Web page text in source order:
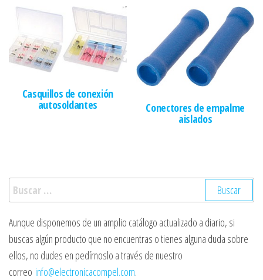
Casquillos de conexión
autosoldantes Conectores de empalme
aislados
Buscar:
Aunque disponemos de un amplio catálogo actualizado a diario, si
buscas algún producto que no encuentras o tienes alguna duda sobre
ellos, no dudes en pedírnoslo a través de nuestro
correo info@electronicacompel.com.